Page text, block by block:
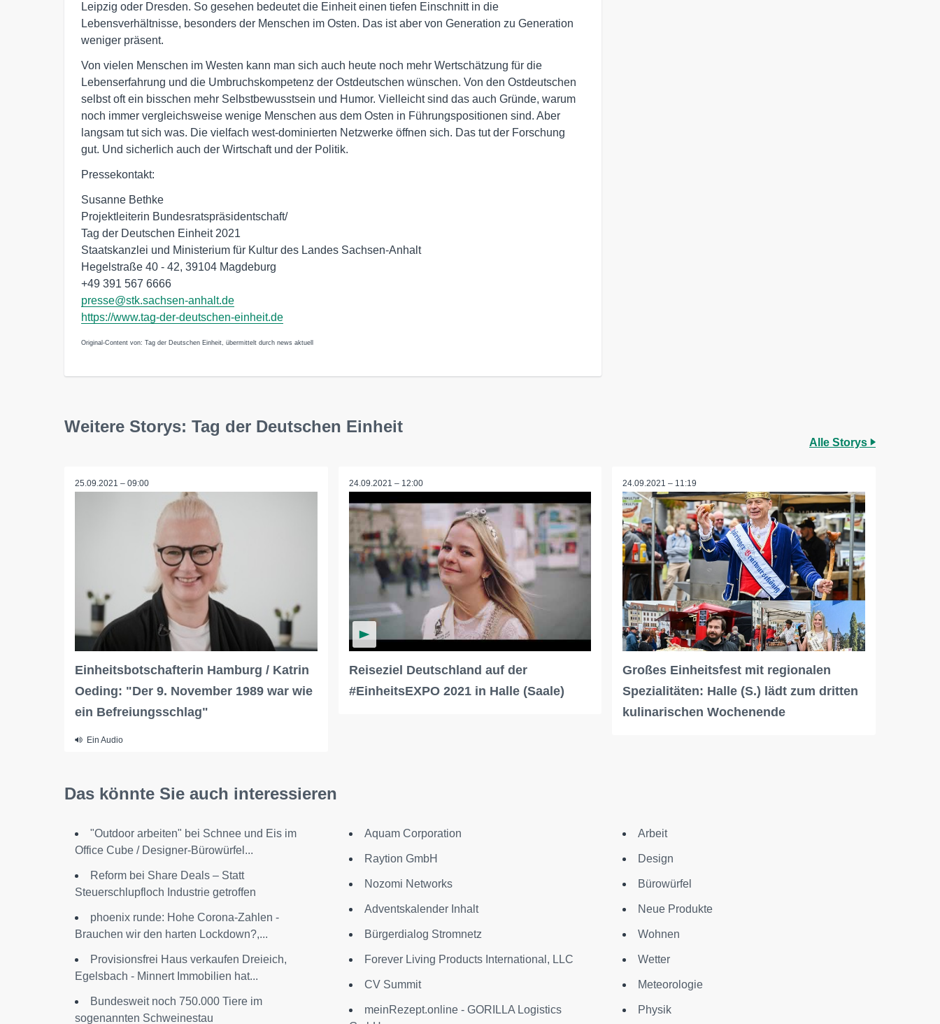
Leipzig oder Dresden. So gesehen bedeutet die Einheit einen tiefen Einschnitt in die
Lebensverhältnisse, besonders der Menschen im Osten. Das ist aber von Generation zu Generation
weniger präsent.
Von vielen Menschen im Westen kann man sich auch heute noch mehr Wertschätzung für die
Lebenserfahrung und die Umbruchskompetenz der Ostdeutschen wünschen. Von den Ostdeutschen
selbst oft ein bisschen mehr Selbstbewusstsein und Humor. Vielleicht sind das auch Gründe, warum
noch immer vergleichsweise wenige Menschen aus dem Osten in Führungspositionen sind. Aber
langsam tut sich was. Die vielfach west-dominierten Netzwerke öffnen sich. Das tut der Forschung
gut. Und sicherlich auch der Wirtschaft und der Politik.
Pressekontakt:
Susanne Bethke
Projektleiterin Bundesratspräsidentschaft/
Tag der Deutschen Einheit 2021
Staatskanzlei und Ministerium für Kultur des Landes Sachsen-Anhalt
Hegelstraße 40 - 42, 39104 Magdeburg
+49 391 567 6666
presse@stk.sachsen-anhalt.de
https://www.tag-der-deutschen-einheit.de
Original-Content von: Tag der Deutschen Einheit, übermittelt durch news aktuell
Weitere Storys: Tag der Deutschen Einheit
Alle Storys
25.09.2021 – 09:00
Einheitsbotschafterin Hamburg / Katrin
Oeding: "Der 9. November 1989 war wie
ein Befreiungsschlag"
Ein Audio
24.09.2021 – 12:00
Reiseziel Deutschland auf der
#EinheitsEXPO 2021 in Halle (Saale)
24.09.2021 – 11:19
Großes Einheitsfest mit regionalen
Spezialitäten: Halle (S.) lädt zum dritten
kulinarischen Wochenende
Das könnte Sie auch interessieren
"Outdoor arbeiten" bei Schnee und Eis im
Office Cube / Designer-Bürowürfel...
Reform bei Share Deals – Statt
Steuerschlupfloch Industrie getroffen
phoenix runde: Hohe Corona-Zahlen -
Brauchen wir den harten Lockdown?,...
Provisionsfrei Haus verkaufen Dreieich,
Egelsbach - Minnert Immobilien hat...
Bundesweit noch 750.000 Tiere im
sogenannten Schweinestau
Aquam Corporation
Raytion GmbH
Nozomi Networks
Adventskalender Inhalt
Bürgerdialog Stromnetz
Forever Living Products International, LLC
CV Summit
meinRezept.online - GORILLA Logistics
Arbeit
Design
Bürowürfel
Neue Produkte
Wohnen
Wetter
Meteorologie
Physik